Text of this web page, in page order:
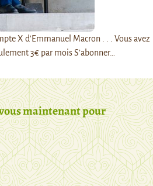
X d'Emmanuel Macron . . . Vous avez
3€ par mois S’abonner…
maintenant pour